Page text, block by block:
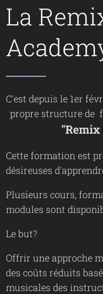
La
C'est depuis le 1er
propre structure de
"Remix
Cette formation est
désireuses
Plusieurs cours,
modules sont
Le but?
Offrir une approche
des coûts réduits
musicales des